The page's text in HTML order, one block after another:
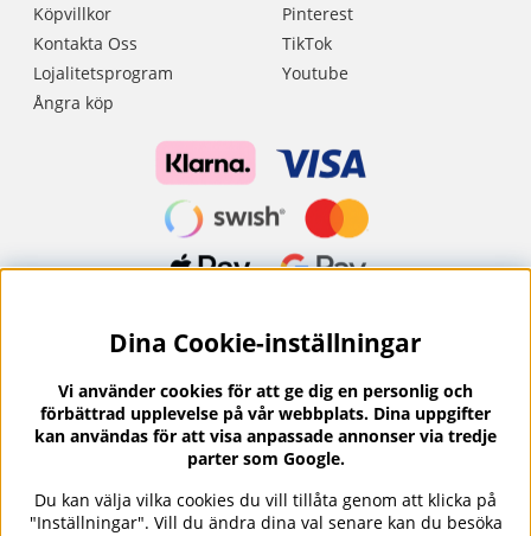
Köpvillkor
Kontakta Oss
Lojalitetsprogram
Ångra köp
Pinterest
TikTok
Youtube
Nyhetsbrev?
I vårt nyhetsbrev får du ta del av nyheter och
erbjudanden.
Dina Cookie-inställningar
Vi använder cookies för att ge dig en personlig och
förbättrad upplevelse på vår webbplats. Dina uppgifter
kan användas för att visa anpassade annonser via tredje
parter som Google.
Du kan välja vilka cookies du vill tillåta genom att klicka på
"Inställningar". Vill du ändra dina val senare kan du besöka